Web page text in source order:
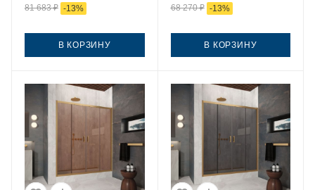
81 683₽ -13%
В КОРЗИНУ
68 270₽ -13%
В КОРЗИНУ